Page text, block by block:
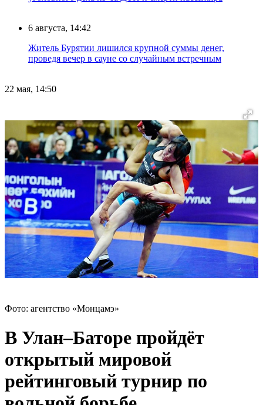
6 августа, 14:42
Житель Бурятии лишился крупной суммы денег,
проведя вечер в сауне со случайным встречным
22 мая, 14:50
Фото: агентство «Монцамэ»
В Улан–Баторе пройдёт
открытый мировой
рейтинговый турнир по